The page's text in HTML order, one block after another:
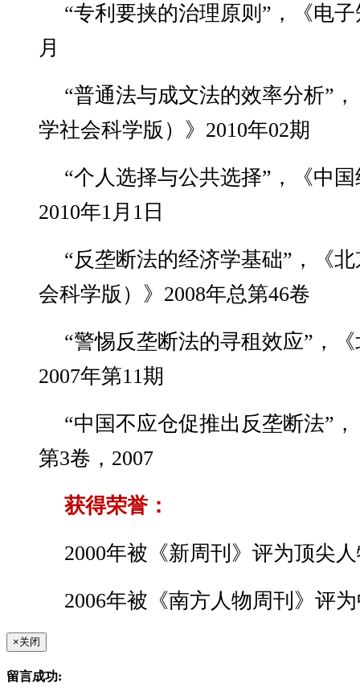
“专利要挟的治理原则”，《电
月
“普通法与成文法的效率分析”
学社会科学版）》2010年02期
“个人选择与公共选择”，《中
2010年1月1日
“反垄断法的经济学基础”，《
会科学版）》2008年总第46卷
“警惕反垄断法的寻租效应”，
2007年第11期
“中国不应仓促推出反垄断法”
第3卷，2007
获得荣誉：
2000年被《新周刊》评为顶尖
2006年被《南方人物周刊》评
×关闭
留言成功: